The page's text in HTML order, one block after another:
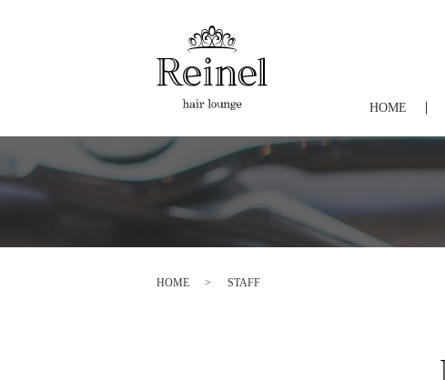
HOME
HOME STAFF